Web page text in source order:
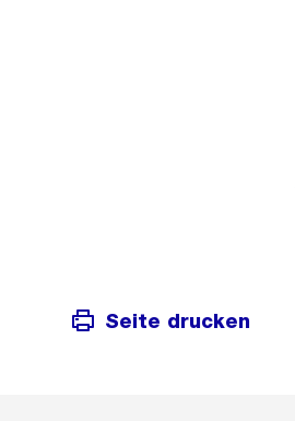
Seite drucken